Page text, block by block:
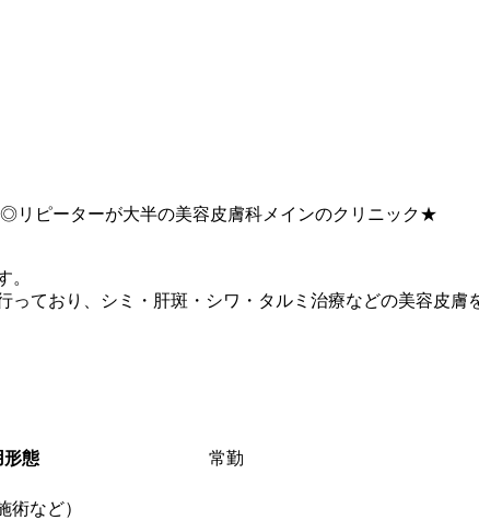
リピーターが大半の美容皮膚科メインのクリニック★
。
ており、シミ・肝斑・シワ・タルミ治療などの美容皮
形態 常勤
など）